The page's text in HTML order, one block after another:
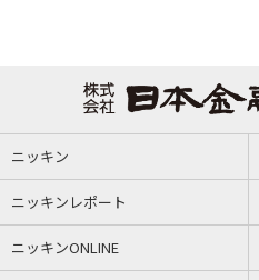
ニッキン
ニッキンレポート
ニッキンONLINE